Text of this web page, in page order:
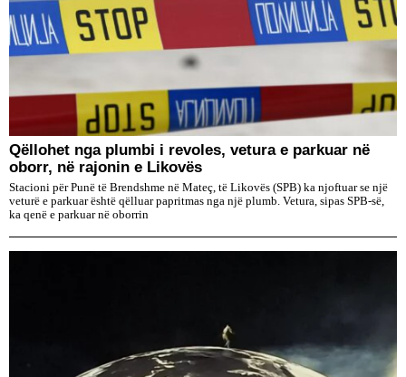
Qëllohet nga plumbi i revoles, vetura e parkuar në
oborr, në rajonin e Likovës
Stacioni për Punë të Brendshme në Mateç, të Likovës (SPB) ka njoftuar se një
veturë e parkuar është qëlluar papritmas nga një plumb. Vetura, sipas SPB-së,
ka qenë e parkuar në oborrin